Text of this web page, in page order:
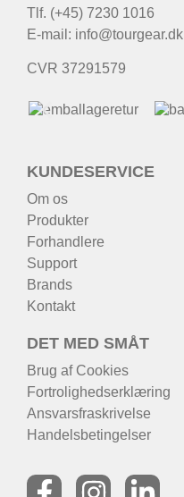
Tlf. (+45) 7230 1016
E-mail: info@tourgear.dk
CVR 37291579
KUNDESERVICE
Om os
Produkter
Forhandlere
Support
Brands
Kontakt
DET MED SMÅT
Brug af Cookies
Fortrolighedserklæring
Ansvarsfraskrivelse
Handelsbetingelser